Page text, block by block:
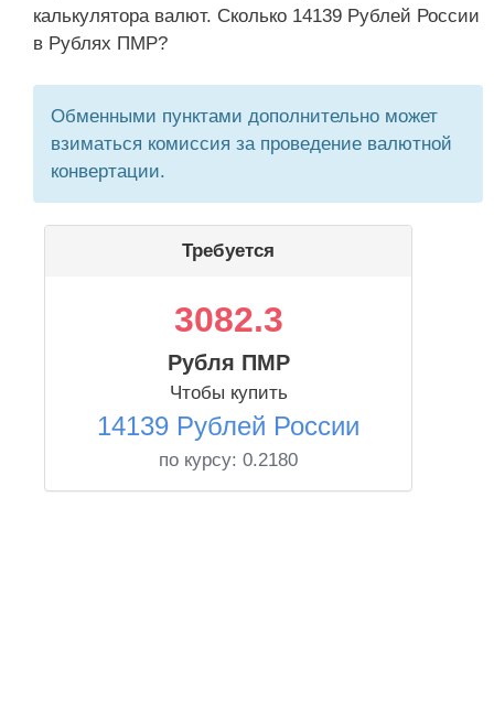
калькулятора валют. Сколько 14139 Рублей России
в Рублях ПМР?
Обменными пунктами дополнительно может
взиматься комиссия за проведение валютной
конвертации.
Требуется
3082.3
Рубля ПМР
Чтобы купить
14139 Рублей России
по курсу: 0.2180